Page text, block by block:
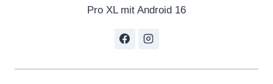
Pro XL mit Android 16